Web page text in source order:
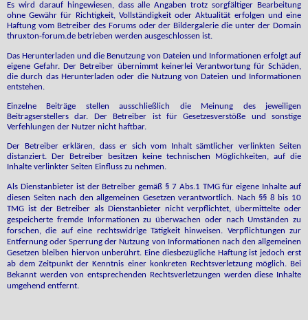
Es wird darauf hingewiesen, dass alle Angaben trotz sorgfältiger Bearbeitung
ohne Gewähr für Richtigkeit, Vollständigkeit oder Aktualität erfolgen und eine
Haftung vom Betreiber des Forums oder der Bildergalerie die unter der Domain
thruxton-forum.de betrieben werden ausgeschlossen ist.
Das Herunterladen und die Benutzung von Dateien und Informationen erfolgt auf
eigene Gefahr. Der Betreiber übernimmt keinerlei Verantwortung für Schäden,
die durch das Herunterladen oder die Nutzung von Dateien und Informationen
entstehen.
Einzelne Beiträge stellen ausschließlich die Meinung des jeweiligen
Beitragserstellers dar. Der Betreiber ist für Gesetzesverstöße und sonstige
Verfehlungen der Nutzer nicht haftbar.
Der Betreiber erklären, dass er sich vom Inhalt sämtlicher verlinkten Seiten
distanziert. Der Betreiber besitzen keine technischen Möglichkeiten, auf die
Inhalte verlinkter Seiten Einfluss zu nehmen.
Als Dienstanbieter ist der Betreiber gemäß § 7 Abs.1 TMG für eigene Inhalte auf
diesen Seiten nach den allgemeinen Gesetzen verantwortlich. Nach §§ 8 bis 10
TMG ist der Betreiber als Dienstanbieter nicht verpflichtet, übermittelte oder
gespeicherte fremde Informationen zu überwachen oder nach Umständen zu
forschen, die auf eine rechtswidrige Tätigkeit hinweisen. Verpflichtungen zur
Entfernung oder Sperrung der Nutzung von Informationen nach den allgemeinen
Gesetzen bleiben hiervon unberührt. Eine diesbezügliche Haftung ist jedoch erst
ab dem Zeitpunkt der Kenntnis einer konkreten Rechtsverletzung möglich. Bei
Bekannt werden von entsprechenden Rechtsverletzungen werden diese Inhalte
umgehend entfernt.